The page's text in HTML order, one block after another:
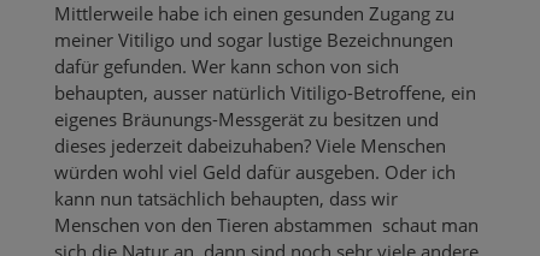
Mittlerweile habe ich einen gesunden Zugang zu
meiner Vitiligo und sogar lustige Bezeichnungen
dafür gefunden. Wer kann schon von sich
behaupten, ausser natürlich Vitiligo-Betroffene, ein
eigenes Bräunungs-Messgerät zu besitzen und
dieses jederzeit dabeizuhaben? Viele Menschen
würden wohl viel Geld dafür ausgeben. Oder ich
kann nun tatsächlich behaupten, dass wir
Menschen von den Tieren abstammen schaut man